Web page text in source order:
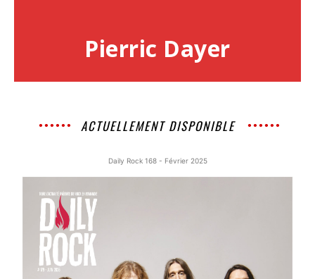
Pierric Dayer
ACTUELLEMENT DISPONIBLE
Daily Rock 168 - Février 2025